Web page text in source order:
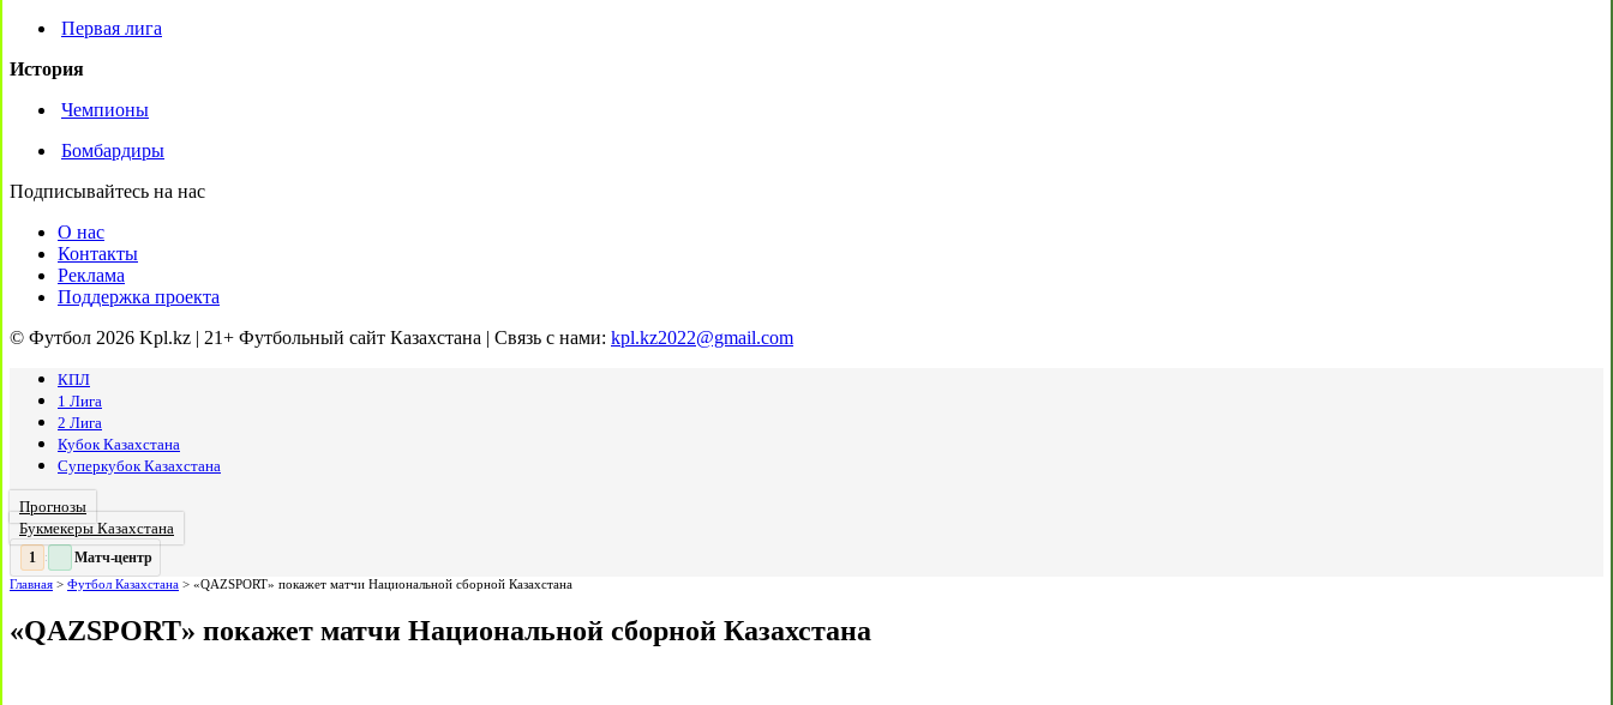
Первая лига
История
Чемпионы
Бомбардиры
Подписывайтесь на нас
О нас
Контакты
Реклама
Поддержка проекта
© Футбол 2026 Kpl.kz | 21+ Футбольный сайт Казахстана | Связь с нами: kpl.kz2022@gmail.com
КПЛ
1 Лига
2 Лига
Кубок Казахстана
Суперкубок Казахстана
Прогнозы
Букмекеры Казахстана
2 : Матч-центр
Главная > Футбол Казахстана > «QAZSPORT» покажет матчи Национальной сборной Казахстана
«QAZSPORT» покажет матчи Национальной сборной Казахстана